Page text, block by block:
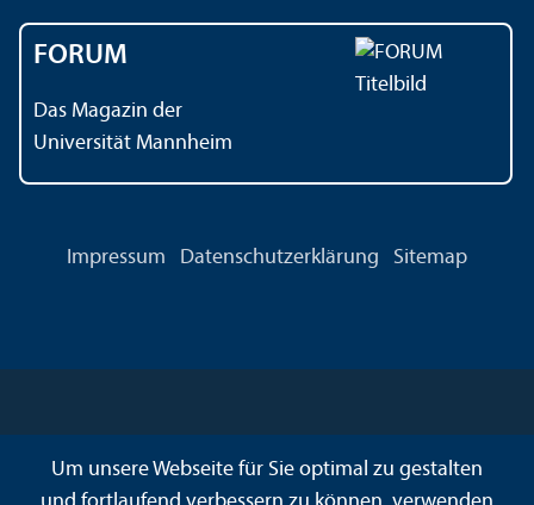
FORUM
Das Magazin der
Universität Mannheim
Impressum Datenschutz­erklärung Sitemap
Um unsere Webseite für Sie optimal zu gestalten